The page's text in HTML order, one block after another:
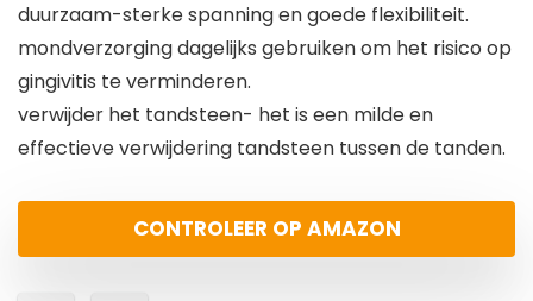
duurzaam-sterke spanning en goede flexibiliteit.
mondverzorging dagelijks gebruiken om het risico op
gingivitis te verminderen.
verwijder het tandsteen- het is een milde en
effectieve verwijdering tandsteen tussen de tanden.
CONTROLEER OP AMAZON